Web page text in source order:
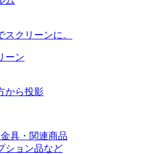
クリーンに。
から投影
具・関連商品
ション品など